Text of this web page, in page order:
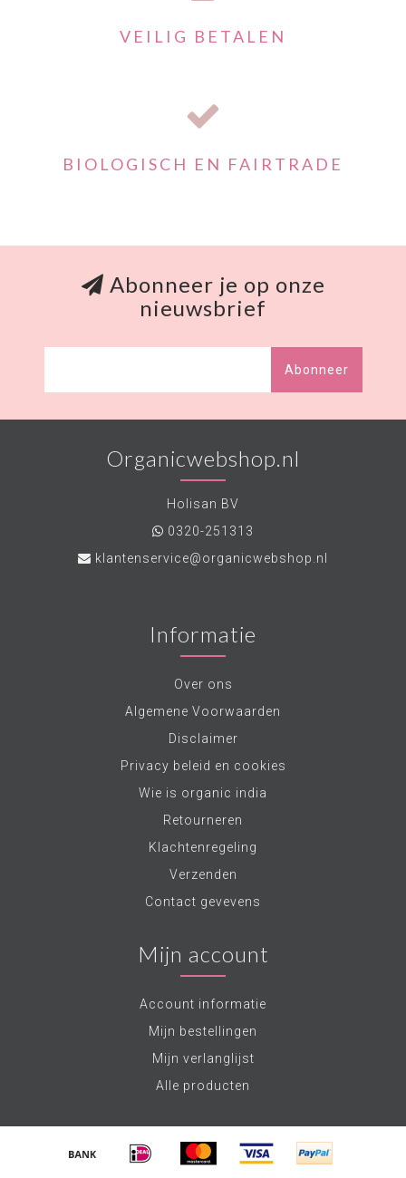
VEILIG BETALEN
BIOLOGISCH EN FAIRTRADE
Abonneer je op onze
nieuwsbrief
Abonneer
Organicwebshop.nl
Holisan BV
0320-251313
klantenservice@organicwebshop.nl
Informatie
Over ons
Algemene Voorwaarden
Disclaimer
Privacy beleid en cookies
Wie is organic india
Retourneren
Klachtenregeling
Verzenden
Contact gevevens
Mijn account
Account informatie
Mijn bestellingen
Mijn verlanglijst
Alle producten